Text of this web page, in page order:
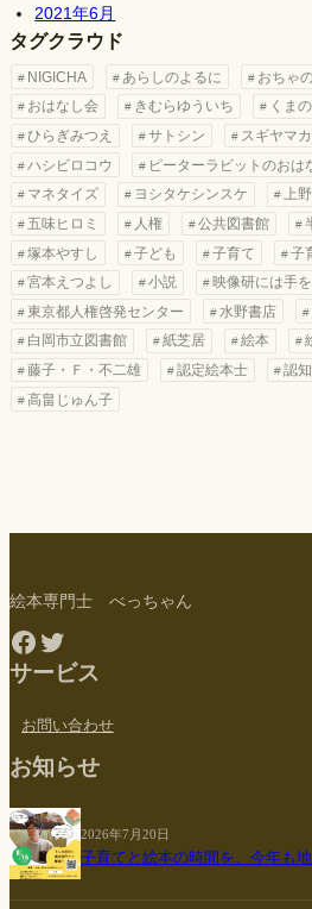
2021年6月
タグクラウド
NIGICHA あらしのよるに
おちゃ
おはなし会
きむらゆういち くま
ひらぎみつえ
サトシン スギヤマ
ハシビロコウ
ピーターラビットのおは
マネタイズ
ヨシタケシンスケ
上
五味ヒロミ
人権 公共図書館
塚本やすし
子ども 子育て
子
宮本えつよし
小説
映像研には手
東京都人権啓発センター
水野書店
白岡市立図書館
紙芝居 絵本
藤子・Ｆ・不二雄
認定絵本士 認
高畠じゅん子
絵本専門士 べっちゃん
Facebook
Twitter
サービス
お問い合わせ
お知らせ
2026年7月20日
子育てと絵本の時間を、今年も